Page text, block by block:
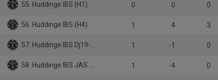
55. Huddinge IBS (H1) 0 0 0
56. Huddinge IBS (H4) 1 4 3
57. Huddinge IBS Dj19-1 (A) 1 -1 0
58. Huddinge IBS JAS HJ18 1 -4 0